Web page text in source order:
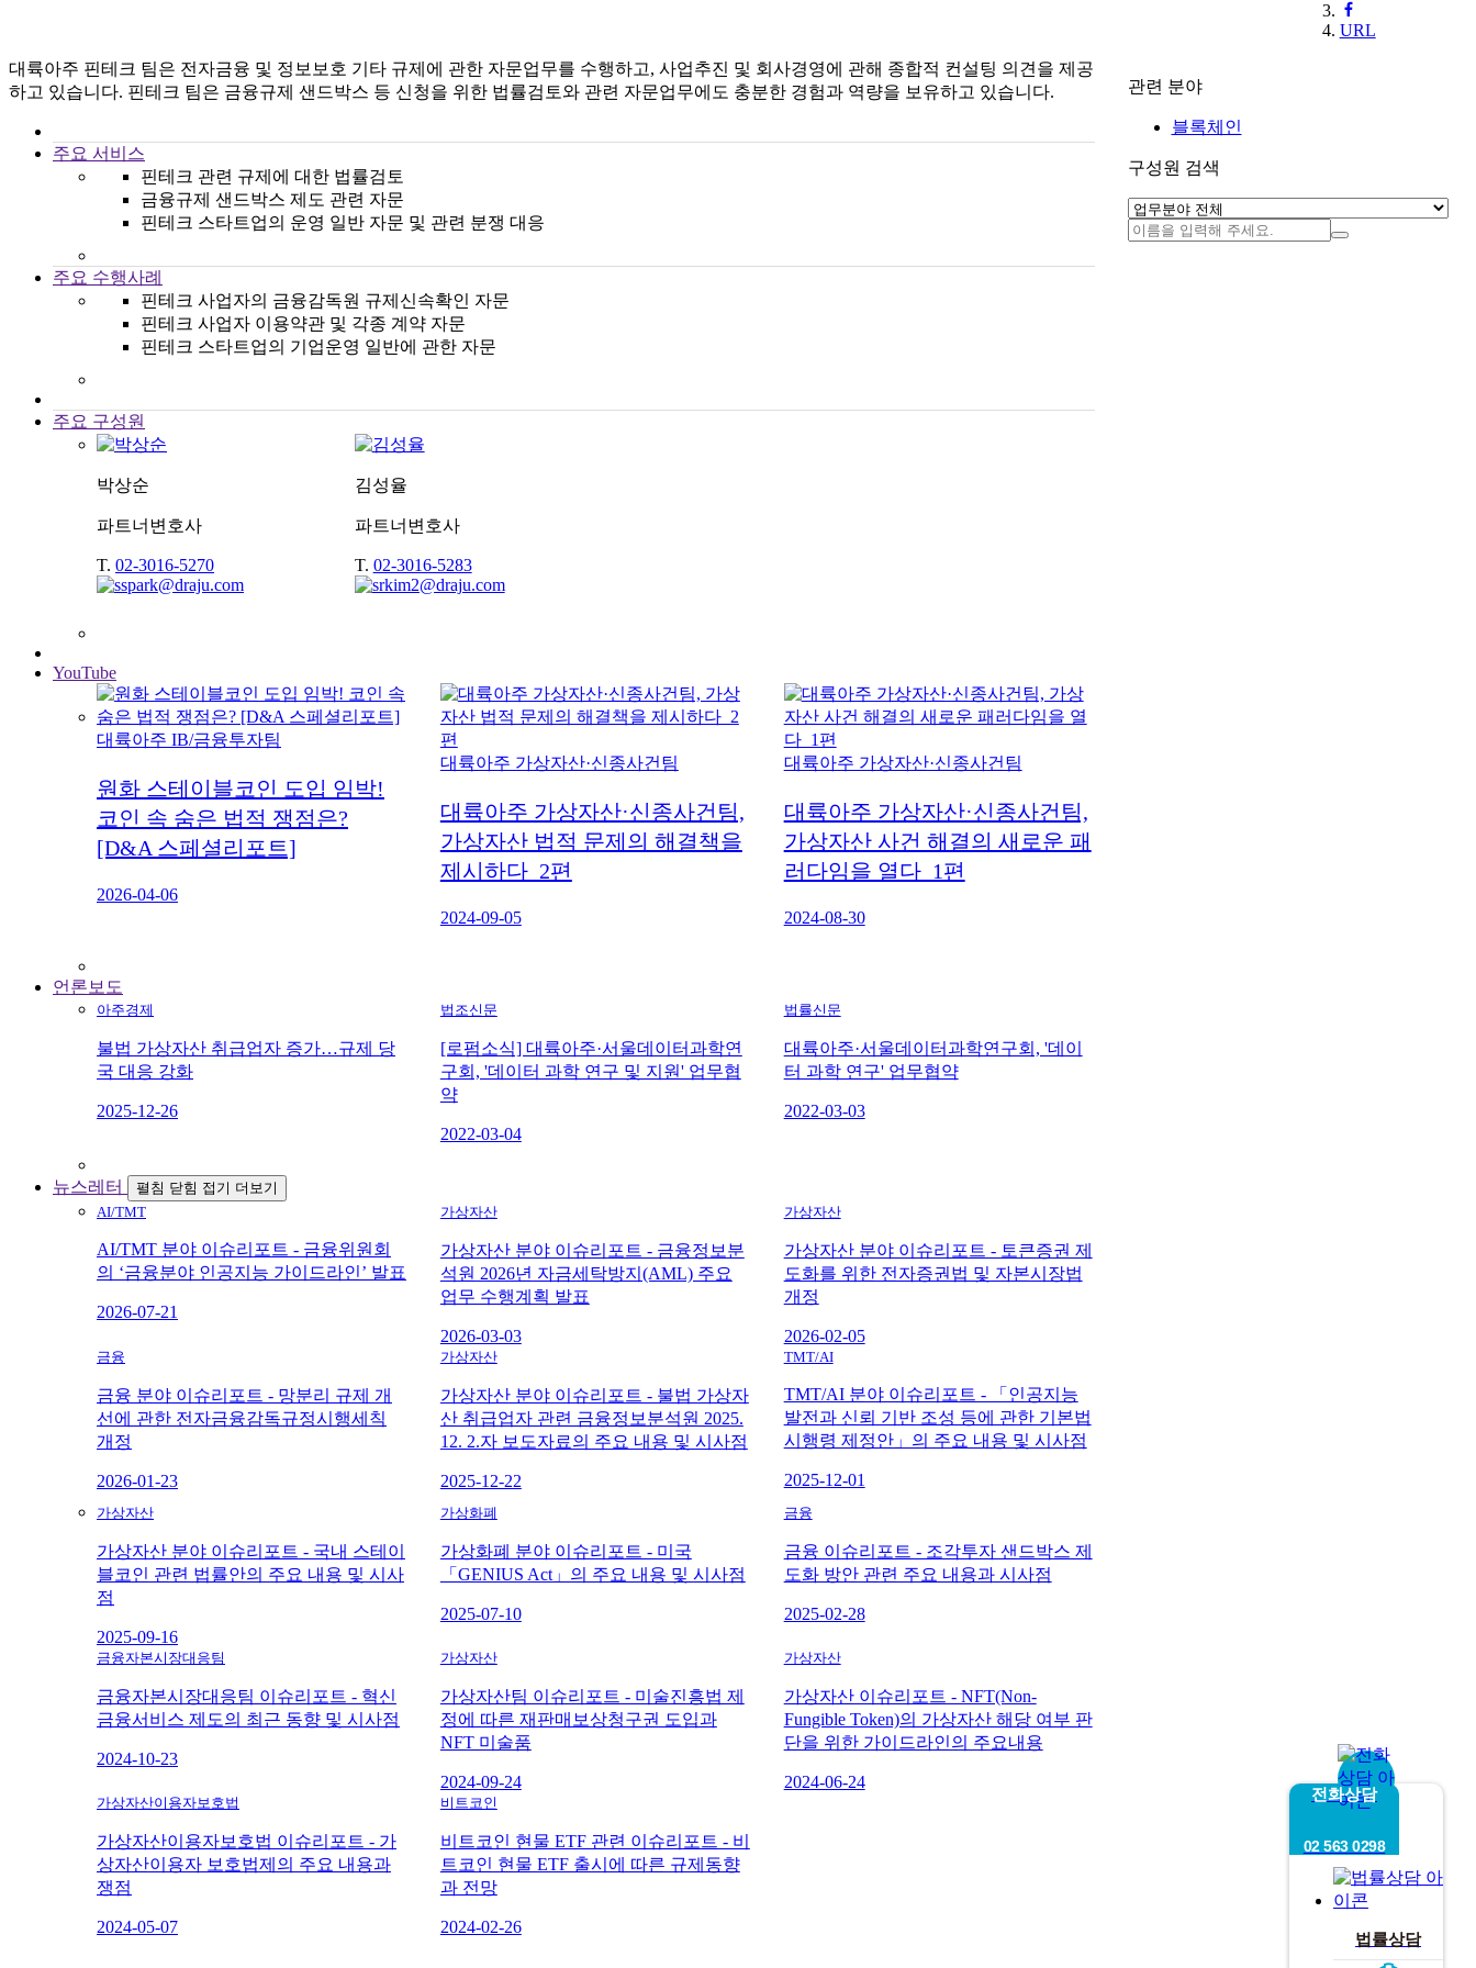
전화상담
02 563 0298
법률상담
URL
대륙아주 핀테크 팀은 전자금융 및 정보보호 기타 규제에 관한 자문업무를 수행하고, 사업추진 및 회사경영에 관해 종합적 컨설팅 의견을 제공
하고 있습니다. 핀테크 팀은 금융규제 샌드박스 등 신청을 위한 법률검토와 관련 자문업무에도 충분한 경험과 역량을 보유하고 있습니다.
주요 서비스
핀테크 관련 규제에 대한 법률검토
금융규제 샌드박스 제도 관련 자문
핀테크 스타트업의 운영 일반 자문 및 관련 분쟁 대응
주요 수행사례
핀테크 사업자의 금융감독원 규제신속확인 자문
핀테크 사업자 이용약관 및 각종 계약 자문
핀테크 스타트업의 기업운영 일반에 관한 자문
주요 구성원
박상순
파트너변호사
T. 02-3016-5270
김성율
파트너변호사
T. 02-3016-5283
YouTube
대륙아주 IB/금융투자팀
원화 스테이블코인 도입 임박!
코인 속 숨은 법적 쟁점은?
[D&A 스페셜리포트]
2026-04-06
대륙아주 가상자산·신종사건팀
대륙아주 가상자산·신종사건팀,
가상자산 법적 문제의 해결책을
제시하다_2편
2024-09-05
대륙아주 가상자산·신종사건팀
대륙아주 가상자산·신종사건팀,
가상자산 사건 해결의 새로운 패
러다임을 열다_1편
2024-08-30
언론보도
아주경제
불법 가상자산 취급업자 증가…규제 당
국 대응 강화
2025-12-26
법조신문
[로펌소식] 대륙아주·서울데이터과학연
구회, '데이터 과학 연구 및 지원' 업무협
약
2022-03-04
법률신문
대륙아주·서울데이터과학연구회, '데이
터 과학 연구' 업무협약
2022-03-03
뉴스레터 펼침 닫힘 접기 더보기
AI/TMT
AI/TMT 분야 이슈리포트 - 금융위원회
의 ‘금융분야 인공지능 가이드라인’ 발표
2026-07-21
가상자산
가상자산 분야 이슈리포트 - 금융정보분
석원 2026년 자금세탁방지(AML) 주요
업무 수행계획 발표
2026-03-03
가상자산
가상자산 분야 이슈리포트 - 토큰증권 제
도화를 위한 전자증권법 및 자본시장법
개정
2026-02-05
금융
금융 분야 이슈리포트 - 망분리 규제 개
선에 관한 전자금융감독규정시행세칙
개정
2026-01-23
가상자산
가상자산 분야 이슈리포트 - 불법 가상자
산 취급업자 관련 금융정보분석원 2025.
12. 2.자 보도자료의 주요 내용 및 시사점
2025-12-22
TMT/AI
TMT/AI 분야 이슈리포트 - 「인공지능
발전과 신뢰 기반 조성 등에 관한 기본법
시행령 제정안」의 주요 내용 및 시사점
2025-12-01
가상자산
가상자산 분야 이슈리포트 - 국내 스테이
블코인 관련 법률안의 주요 내용 및 시사
점
2025-09-16
가상화폐
가상화폐 분야 이슈리포트 - 미국
「GENIUS Act」의 주요 내용 및 시사점
2025-07-10
금융
금융 이슈리포트 - 조각투자 샌드박스 제
도화 방안 관련 주요 내용과 시사점
2025-02-28
금융자본시장대응팀
금융자본시장대응팀 이슈리포트 - 혁신
금융서비스 제도의 최근 동향 및 시사점
2024-10-23
가상자산
가상자산팀 이슈리포트 - 미술진흥법 제
정에 따른 재판매보상청구권 도입과
NFT 미술품
2024-09-24
가상자산
가상자산 이슈리포트 - NFT(Non-
Fungible Token)의 가상자산 해당 여부 판
단을 위한 가이드라인의 주요내용
2024-06-24
가상자산이용자보호법
가상자산이용자보호법 이슈리포트 - 가
상자산이용자 보호법제의 주요 내용과
쟁점
2024-05-07
비트코인
비트코인 현물 ETF 관련 이슈리포트 - 비
트코인 현물 ETF 출시에 따른 규제동향
과 전망
2024-02-26
관련 분야
블록체인
구성원 검색